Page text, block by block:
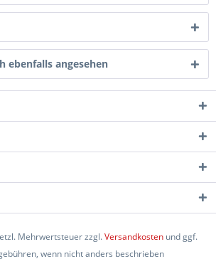
ebenfalls angesehen
Mehrwertsteuer zzgl.Versandkosten und ggf.
wenn nicht anders beschrieben